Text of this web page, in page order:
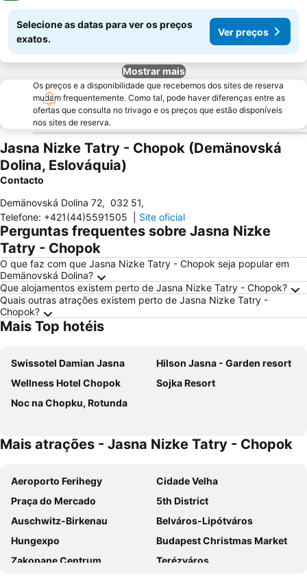
Selecione as datas para ver os preços
exatos.
Ver preços
Mostrar mais
Os preços e a disponibilidade que recebemos dos sites de reserva
mudam frequentemente. Como tal, pode haver diferenças entre as
ofertas que consulta no trivago e os preços que estão disponíveis
nos sites de reserva.
Jasna Nizke Tatry - Chopok (Demänovská
Dolina, Eslováquia)
Contacto
Demänovská Dolina 72, 032 51,
Telefone: +421(44)5591505 Site oficial
Perguntas frequentes sobre Jasna Nizke
Tatry - Chopok
O que faz com que Jasna Nizke Tatry - Chopok seja popular em
Demänovská Dolina?
Que alojamentos existem perto de Jasna Nizke Tatry - Chopok?
Quais outras atrações existem perto de Jasna Nizke Tatry -
Chopok?
Mais Top hotéis
Swissotel Damian Jasna
Hilson Jasna - Garden resort
Wellness Hotel Chopok
Sojka Resort
Noc na Chopku, Rotunda
Mais atrações - Jasna Nizke Tatry - Chopok
Aeroporto Ferihegy
Cidade Velha
Praça do Mercado
5th District
Auschwitz-Birkenau
Belváros-Lipótváros
Hungexpo
Budapest Christmas Market
Zakopane Centrum
Terézváros